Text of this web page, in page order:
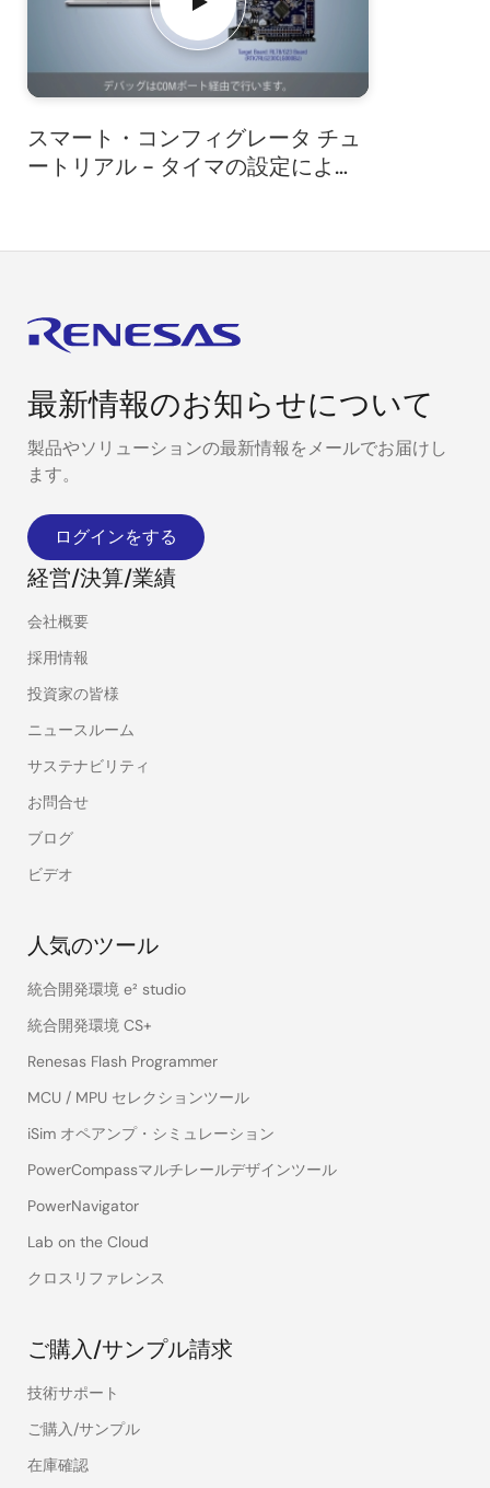
スマート・コンフィグレータ チュ
ートリアル - タイマの設定により
最新情報のお知らせについて
製品やソリューションの最新情報をメールでお届けし
ます。
ログインをする
経営/決算/業績
会社概要
採用情報
投資家の皆様
ニュースルーム
サステナビリティ
お問合せ
ブログ
ビデオ
人気のツール
統合開発環境 e² studio
統合開発環境 CS+
Renesas Flash Programmer
MCU / MPU セレクションツール
iSim オペアンプ・シミュレーション
PowerCompassマルチレールデザインツール
PowerNavigator
Lab on the Cloud
クロスリファレンス
ご購入/サンプル請求
技術サポート
ご購入/サンプル
在庫確認